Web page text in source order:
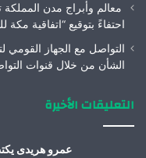
معالم وأبراج مدن المملكة
احتفاءً بتوقيع “اتفاقية مكة
التواصل مع الجهاز القومي
الشأن من خلال قنوات
التعليقات الأخيرة
عمرو هريدى